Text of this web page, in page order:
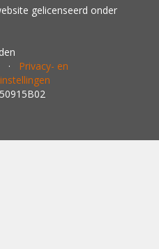
gelicenseerd onder
· Privacy- en